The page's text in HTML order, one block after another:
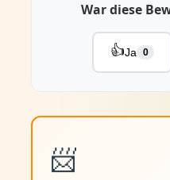
War diese
👍Ja 0
📨